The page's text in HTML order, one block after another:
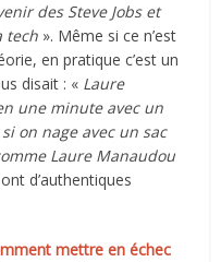
des Steve Jobs et
tech ». Même si ce n’est
en pratique c’est un
disait : « Laure
une minute avec un
on nage avec un sac
Laure Manaudou
d’authentiques
mettre en échec